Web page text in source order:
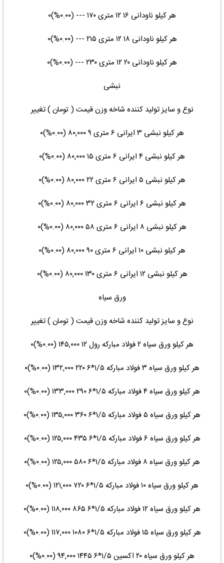
هر کیلو ناودانی ۱۶ ۱۲ متری ۱۷۰ --- (۰.۰۰%)۰
هر کیلو ناودانی ۱۸ ۱۲ متری ۲۱۵ --- (۰.۰۰%)۰
هر کیلو ناودانی ۲۰ ۱۲ متری ۲۳۰ --- (۰.۰۰%)۰
نبشی
نوع و سایز تولید کننده شاخه وزن قیمت ( تومان ) تغییر
هر کیلو نبشی ۳ ایرانی ۶ متری ۹ ۸۰,۰۰۰ (۰.۰۰%)۰
هر کیلو نبشی ۴ ایرانی ۶ متری ۱۵ ۸۰,۰۰۰ (۰.۰۰%)۰
هر کیلو نبشی ۵ ایرانی ۶ متری ۲۲ ۸۰,۰۰۰ (۰.۰۰%)۰
هر کیلو نبشی ۶ ایرانی ۶ متری ۳۲ ۸۰,۰۰۰ (۰.۰۰%)۰
هر کیلو نبشی ۸ ایرانی ۶ متری ۵۸ ۸۰,۰۰۰ (۰.۰۰%)۰
هر کیلو نبشی ۱۰ ایرانی ۶ متری ۹۰ ۸۰,۰۰۰ (۰.۰۰%)۰
هر کیلو نبشی ۱۲ ایرانی ۶ متری ۱۳۰ ۸۰,۰۰۰ (۰.۰۰%)۰
ورق سیاه
نوع و سایز تولید کننده شاخه وزن قیمت ( تومان ) تغییر
هر کیلو ورق سیاه ۲ فولاد مبارکه رول ۱۲ ۱۴۵,۰۰۰ (۰.۰۰%)۰
هر کیلو ورق سیاه ۳ فولاد مبارکه ۱/۵*۶ ۲۲۰ ۱۳۲,۰۰۰ (۰.۰۰%)۰
هر کیلو ورق سیاه ۴ فولاد مبارکه ۱/۵*۶ ۲۹۰ ۱۳۳,۰۰۰ (۰.۰۰%)۰
هر کیلو ورق سیاه ۵ فولاد مبارکه ۱/۵*۶ ۳۶۰ ۱۳۵,۰۰۰ (۰.۰۰%)۰
هر کیلو ورق سیاه ۶ فولاد مبارکه ۱/۵*۶ ۴۳۵ ۱۲۵,۰۰۰ (۰.۰۰%)۰
هر کیلو ورق سیاه ۸ فولاد مبارکه ۱/۵*۶ ۵۸۰ ۱۲۵,۰۰۰ (۰.۰۰%)۰
هر کیلو ورق سیاه ۱۰ فولاد مبارکه ۱/۵*۶ ۷۲۰ ۱۲۱,۰۰۰ (۰.۰۰%)۰
هر کیلو ورق سیاه ۱۲ فولاد مبارکه ۱/۵*۶ ۸۶۵ ۱۱۸,۰۰۰ (۰.۰۰%)۰
هر کیلو ورق سیاه ۱۵ فولاد مبارکه ۱/۵*۶ ۱۰۸۰ ۱۱۷,۰۰۰ (۰.۰۰%)۰
هر کیلو ورق سیاه ۲۰ اکسین ۱/۵*۶ ۱۴۴۵ ۹۴,۰۰۰ (۰.۰۰%)۰